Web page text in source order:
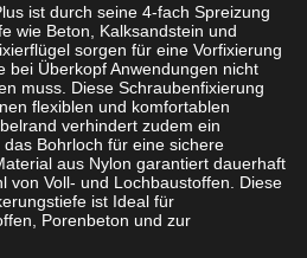
ist durch seine 4-fach Spreizung
wie Beton, Kalksandstein und
sorgen für eine Vorfixierung
bei Überkopf Anwendungen nicht
muss. Diese Schraubenfixierung
flexiblen und komfortablen
verhindert zudem ein
Bohrloch für eine sichere
aus Nylon garantiert dauerhaft
von Voll- und Lochbaustoffen. Diese
ist Ideal für
Porenbeton und zur